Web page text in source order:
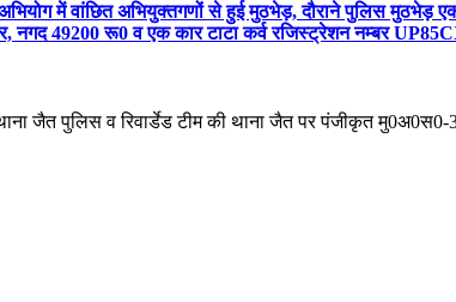
में वांछित अभियुक्तगणों से हुई मुठभेड़, दौराने पुलिस
नगद 49200 रू0 व एक कार टाटा कर्व रजिस्ट्रेशन नम्बर
जैत पुलिस व रिवार्डेड टीम की थाना जैत पर पंजीकृत मु0अ0स0-